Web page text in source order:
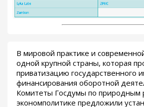
В мировой практике и
одной крупной страны, которая
приватизацию государственного
финансирования оборотной
Комитеты Госдумы по природным
экономполитике предложили